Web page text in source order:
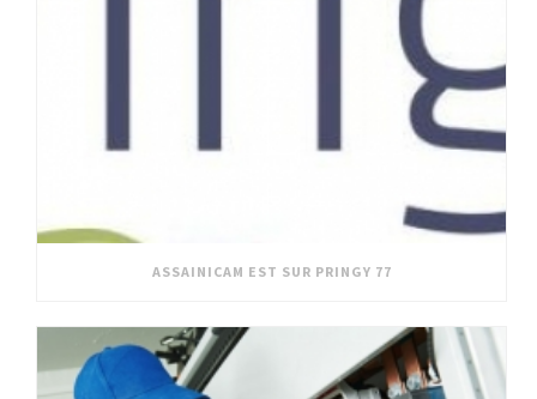
ASSAINICAM EST SUR PRINGY 77